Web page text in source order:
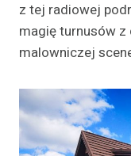
z tej radiowej
magię turnusów
malowniczej